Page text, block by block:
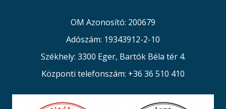
OM Azonosító: 200679
Adószám: 19343912-2-10
Székhely: 3300 Eger, Bartók Béla tér 4.
Központi telefonszám: +36 36 510 410